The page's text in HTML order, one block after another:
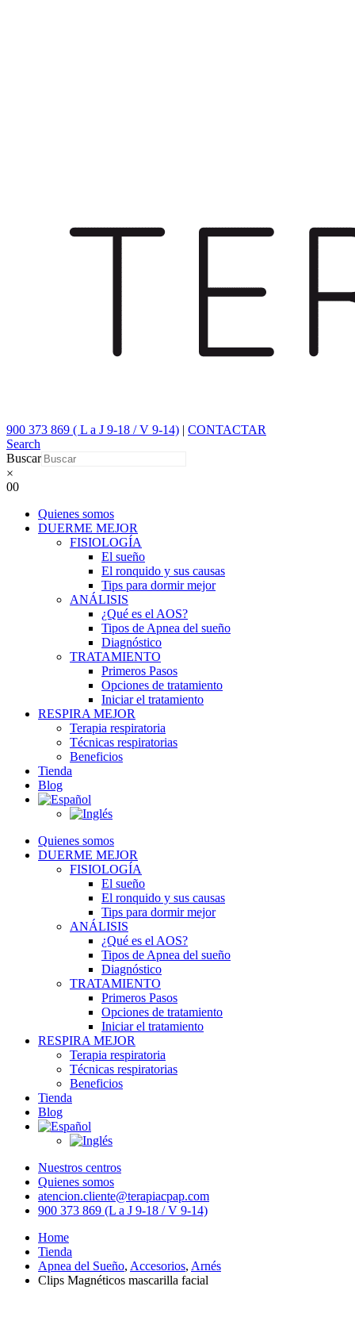
900 373 869 ( L a J 9-18 / V 9-14) | CONTACTAR
Search
Buscar
×
00
Quienes somos
DUERME MEJOR
FISIOLOGÍA
El sueño
El ronquido y sus causas
Tips para dormir mejor
ANÁLISIS
¿Qué es el AOS?
Tipos de Apnea del sueño
Diagnóstico
TRATAMIENTO
Primeros Pasos
Opciones de tratamiento
Iniciar el tratamiento
RESPIRA MEJOR
Terapia respiratoria
Técnicas respiratorias
Beneficios
Tienda
Blog
Quienes somos
DUERME MEJOR
FISIOLOGÍA
El sueño
El ronquido y sus causas
Tips para dormir mejor
ANÁLISIS
¿Qué es el AOS?
Tipos de Apnea del sueño
Diagnóstico
TRATAMIENTO
Primeros Pasos
Opciones de tratamiento
Iniciar el tratamiento
RESPIRA MEJOR
Terapia respiratoria
Técnicas respiratorias
Beneficios
Tienda
Blog
Nuestros centros
Quienes somos
atencion.cliente@terapiacpap.com
900 373 869 (L a J 9-18 / V 9-14)
Home
Tienda
Apnea del Sueño, Accesorios, Arnés
Clips Magnéticos mascarilla facial